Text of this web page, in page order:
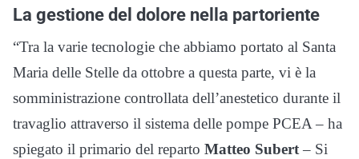
La gestione del dolore nella partoriente
“Tra la varie tecnologie che abbiamo portato al Santa
Maria delle Stelle da ottobre a questa parte, vi è la
somministrazione controllata dell’anestetico durante il
travaglio attraverso il sistema delle pompe PCEA – ha
spiegato il primario del reparto Matteo Subert– Si